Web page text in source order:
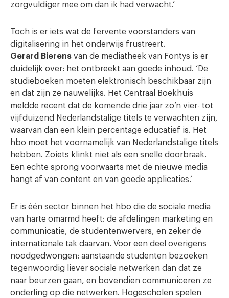
zorgvuldiger mee om dan ik had verwacht.’
Toch is er iets wat de fervente voorstanders van
digitalisering in het onderwijs frustreert.
Gerard Bierens van de mediatheek van Fontys is er
duidelijk over: het ontbreekt aan goede inhoud. ‘De
studieboeken moeten elektronisch beschikbaar zijn
en dat zijn ze nauwelijks. Het Centraal Boekhuis
meldde recent dat de komende drie jaar zo’n vier- tot
vijfduizend Nederlandstalige titels te verwachten zijn,
waarvan dan een klein percentage educatief is. Het
hbo moet het voornamelijk van Nederlandstalige titels
hebben. Zoiets klinkt niet als een snelle doorbraak.
Een echte sprong voorwaarts met de nieuwe media
hangt af van content en van goede applicaties.’
Er is één sector binnen het hbo die de sociale media
van harte omarmd heeft: de afdelingen marketing en
communicatie, de studentenwervers, en zeker de
internationale tak daarvan. Voor een deel overigens
noodgedwongen: aanstaande studenten bezoeken
tegenwoordig liever sociale netwerken dan dat ze
naar beurzen gaan, en bovendien communiceren ze
onderling op die netwerken. Hogescholen spelen